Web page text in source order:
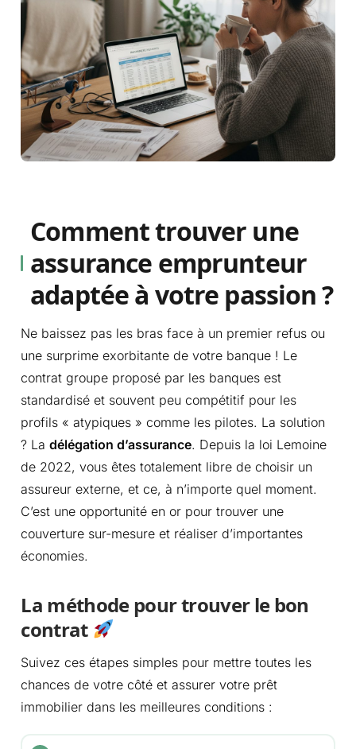
Comment trouver une
assurance emprunteur
adaptée à votre passion ?
Ne baissez pas les bras face à un premier refus ou
une surprime exorbitante de votre banque ! Le
contrat groupe proposé par les banques est
standardisé et souvent peu compétitif pour les
profils « atypiques » comme les pilotes. La solution
? Ladélégation d’assurance. Depuis la loi Lemoine
de 2022, vous êtes totalement libre de choisir un
assureur externe, et ce, à n’importe quel moment.
C’est une opportunité en or pour trouver une
couverture sur-mesure et réaliser d’importantes
économies.
La méthode pour trouver le bon
contrat
Suivez ces étapes simples pour mettre toutes les
chances de votre côté et assurer votre prêt
immobilier dans les meilleures conditions :